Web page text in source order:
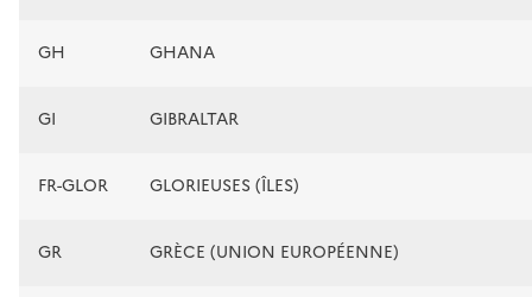
GH GHANA
GI GIBRALTAR
FR-GLOR GLORIEUSES (ÎLES)
GR GRÈCE (UNION EUROPÉENNE)